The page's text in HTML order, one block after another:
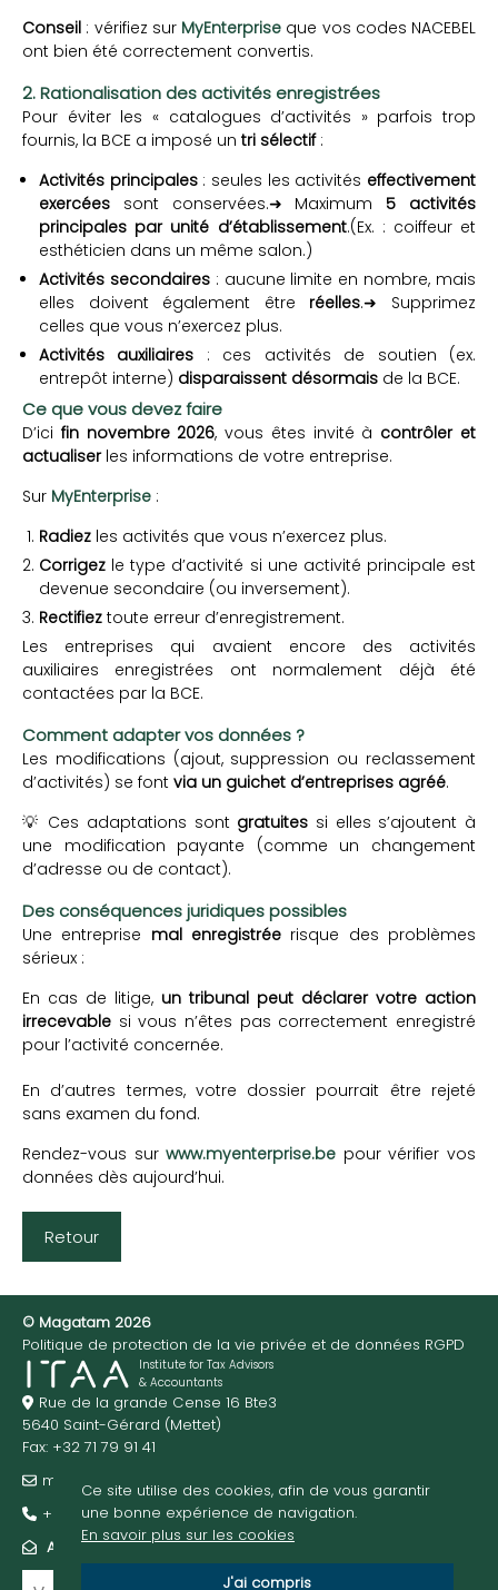
Conseil : vérifiez sur MyEnterprise que vos codes NACEBEL
ont bien été correctement convertis.
2. Rationalisation des activités enregistrées
Pour éviter les « catalogues d’activités » parfois trop
fournis, la BCE a imposé un tri sélectif:
Activités principales: seules les activités effectivement
exercées sont conservées.➜ Maximum 5 activités
principales par unité d’établissement.(Ex. : coiffeur et
esthéticien dans un même salon.)
Activités secondaires: aucune limite en nombre, mais
elles doivent également être réelles.➜ Supprimez
celles que vous n’exercez plus.
Activités auxiliaires : ces activités de soutien (ex.
entrepôt interne) disparaissent désormais de la BCE.
Ce que vous devez faire
D’ici fin novembre 2026, vous êtes invité à contrôler et
actualiserles informations de votre entreprise.
Sur MyEnterprise :
Radiez les activités que vous n’exercez plus.
Corrigez le type d’activité si une activité principale est
devenue secondaire (ou inversement).
Rectifiez toute erreur d’enregistrement.
Les entreprises qui avaient encore des activités
auxiliaires enregistrées ont normalement déjà été
contactées par la BCE.
Comment adapter vos données ?
Les modifications (ajout, suppression ou reclassement
d’activités) se font via un guichet d’entreprises agréé.
💡 Ces adaptations sont gratuites si elles s’ajoutent à
une modification payante (comme un changement
d’adresse ou de contact).
Des conséquences juridiques possibles
Une entreprise mal enregistrée risque des problèmes
sérieux :
En cas de litige, un tribunal peut déclarer votre action
irrecevable si vous n’êtes pas correctement enregistré
pour l’activité concernée.
En d’autres termes, votre dossier pourrait être rejeté
sans examen du fond.
Rendez-vous surwww.myenterprise.be pour vérifier vos
données dès aujourd’hui.
Retour
© Magatam 2026
Politique de protection de la vie privée et de données RGPD
Institute for Tax Advisors
& Accountants
Rue de la grande Cense 16 Bte3
5640 Saint-Gérard (Mettet)
Fax: +32 71 79 91 41
m@gatam.be
+32 474 95 01 52
ABONNEZ-VOUS À NOTRE NEWSLETTER
Ce site utilise des cookies, afin de vous garantir
une bonne expérience de navigation.
En savoir plus sur les cookies
J'ai compris